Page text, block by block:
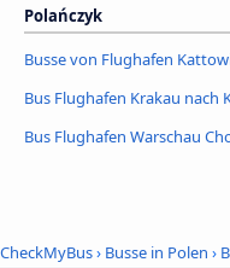
Polańczyk
Busse von Flughafen
Bus Flughafen Krakau nach
Bus Flughafen Warschau
CheckMyBus› Busse in Polen ›